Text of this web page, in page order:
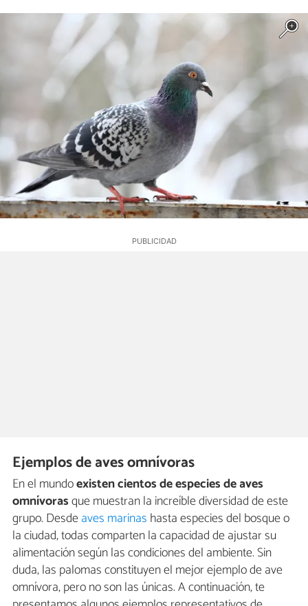
Ejemplos de aves omnívoras
En el mundoexisten cientos de especies de aves
omnívorasque muestran la increíble diversidad de este
grupo. Desdeaves marinas hasta especies del bosque o
la ciudad, todas comparten la capacidad de ajustar su
alimentación según las condiciones del ambiente. Sin
duda, las palomas constituyen el mejor ejemplo de ave
omnívora, pero no son las únicas. A continuación, te